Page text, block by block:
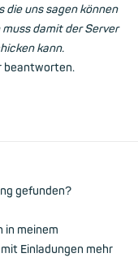
die uns sagen können
damit der Server
kann.
beantworten.
gefunden?
in meinem
Einladungen mehr